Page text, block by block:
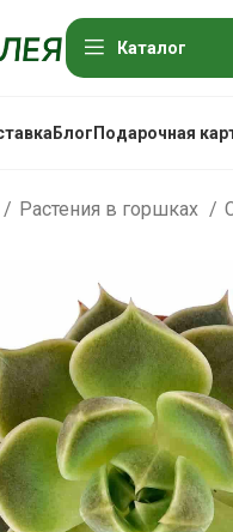
Каталог
Блог Подарочная
Растения в горшках